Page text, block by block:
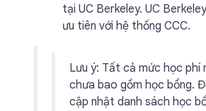
tại UC Berkeley. UC
ưu tiên với hệ thống CCC.
Lưu ý: Tất cả mức học phí
chưa bao gồm học bổng.
cập nhật danh sách học